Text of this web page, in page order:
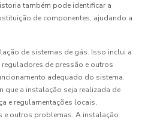
também pode identificar a
de componentes, ajudando a
de sistemas de gás. Isso inclui a
de pressão e outros
adequado do sistema.
a instalação seja realizada de
e regulamentações locais,
e outros problemas. A instalação